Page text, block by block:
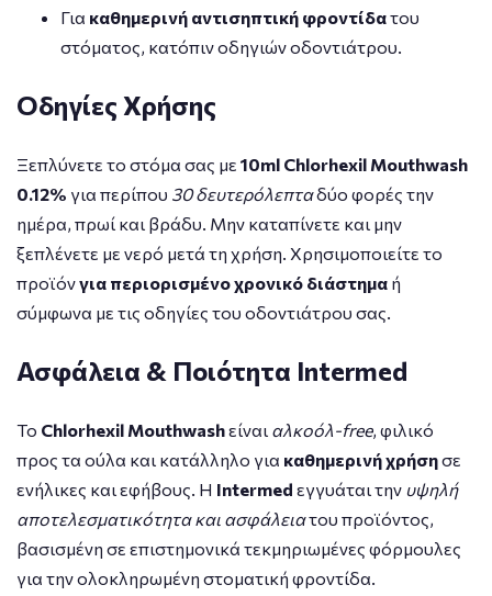
Για καθημερινή αντισηπτική φροντίδατου
στόματος, κατόπιν οδηγιών οδοντιάτρου.
Οδηγίες Χρήσης
Ξεπλύνετε το στόμα σας με 10ml Chlorhexil Mouthwash
0.12% για περίπου 30 δευτερόλεπταδύο φορές την
ημέρα, πρωί και βράδυ. Μην καταπίνετε και μην
ξεπλένετε με νερό μετά τη χρήση. Χρησιμοποιείτε το
προϊόνγια περιορισμένο χρονικό διάστημα ή
σύμφωνα με τις οδηγίες του οδοντιάτρου σας.
Ασφάλεια & Ποιότητα Intermed
Το Chlorhexil Mouthwashείναι αλκοόλ-free, φιλικό
προς τα ούλα και κατάλληλο για καθημερινή χρήσησε
ενήλικες και εφήβους. Η Intermed εγγυάται την υψηλή
αποτελεσματικότητα και ασφάλειατου προϊόντος,
βασισμένη σε επιστημονικά τεκμηριωμένες φόρμουλες
για την ολοκληρωμένη στοματική φροντίδα.